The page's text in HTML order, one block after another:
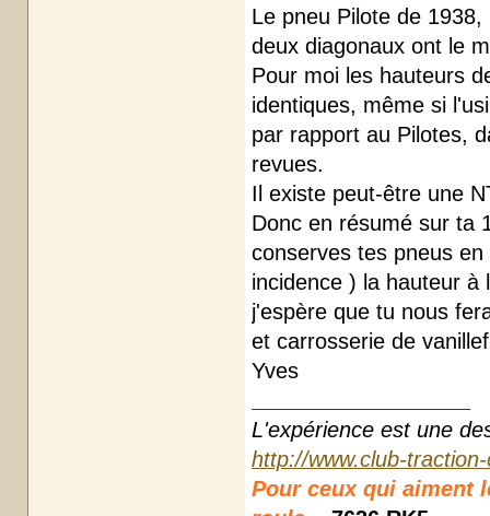
Le pneu Pilote de
deux diagonaux ont le
Pour moi les hauteurs
identiques, même si
par rapport au Pilotes,
revues.
Il existe peut-être une
Donc en résumé sur ta
conserves tes pneus
incidence ) la hauteur
j'espère que tu nous
et carrosserie de
Yves
L'expérience est une
http://www.club-
Pour ceux qui aiment